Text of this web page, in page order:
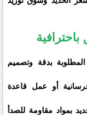
بدقة وتصميم
أو عمل قاعدة
بمواد مقاومة للصدأ